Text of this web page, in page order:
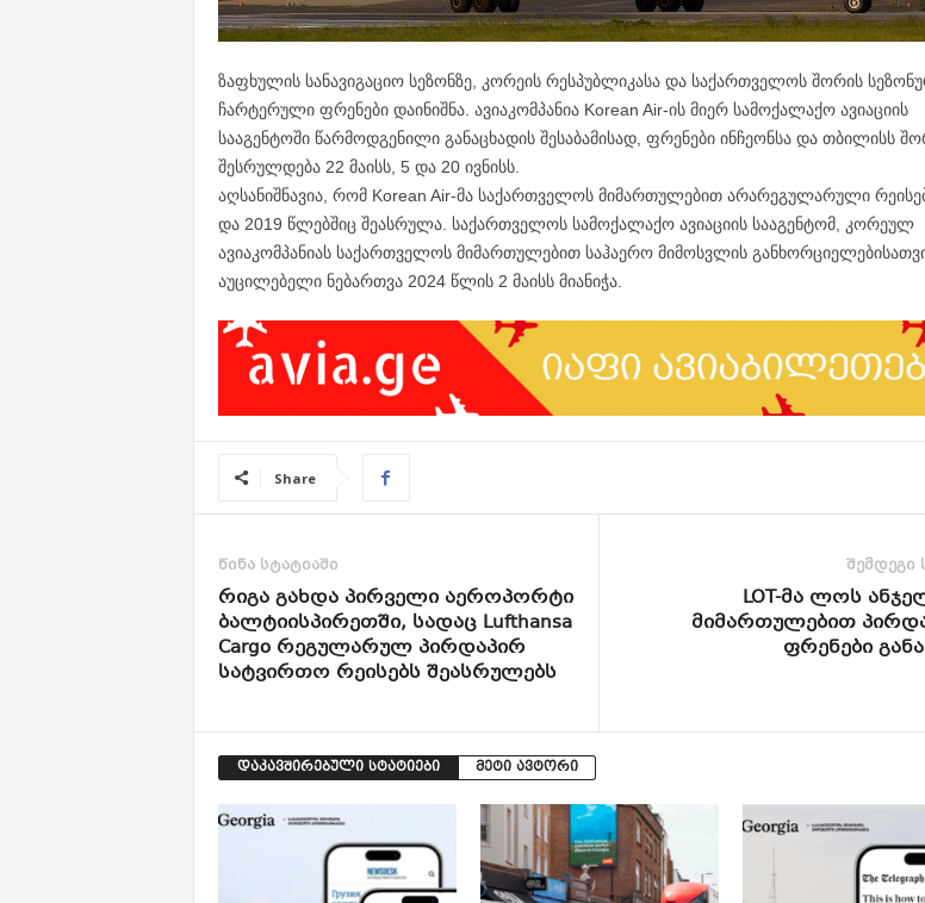
ზაფხულის სანავიგაციო სეზონზე, კორეის რესპუბლიკასა და საქართველოს შორის
ჩარტერული ფრენები დაინიშნა. ავიაკომპანია Korean Air-ის მიერ სამოქალაქო ავიაციის
სააგენტოში წარმოდგენილი განაცხადის შესაბამისად, ფრენები ინჩეონსა და თბილისს
შესრულდება 22 მაისს, 5 და 20 ივნისს.
აღსანიშნავია, რომ Korean Air-მა საქართველოს მიმართულებით არარეგულარული
და 2019 წლებშიც შეასრულა. საქართველოს სამოქალაქო ავიაციის სააგენტომ, კორეულ
ავიაკომპანიას საქართველოს მიმართულებით საჰაერო მიმოსვლის
აუცილებელი ნებართვა 2024 წლის 2 მაისს მიანიჭა.
Share
წინა სტატიაში
რიგა გახდა პირველი აეროპორტი
ბალტიისპირეთში, სადაც Lufthansa
Cargo რეგულარულ პირდაპირ
სატვირთო რეისებს შეასრულებს
შემდეგი
LOT-მა ლოს
მიმართულებით
ფრენები
დაკავშირებული სტატიები მეტი ავტორი